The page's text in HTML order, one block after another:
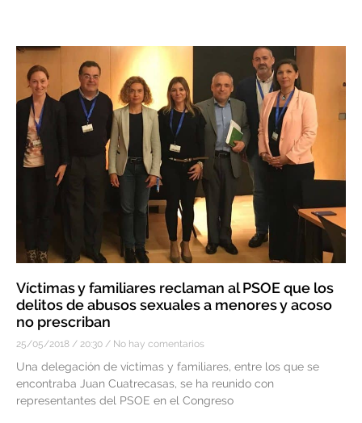
Víctimas y familiares reclaman al PSOE que los
delitos de abusos sexuales a menores y acoso
no prescriban
25/05/2018 20:30 No hay comentarios
Una delegación de víctimas y familiares, entre los que se
encontraba Juan Cuatrecasas, se ha reunido con
representantes del PSOE en el Congreso